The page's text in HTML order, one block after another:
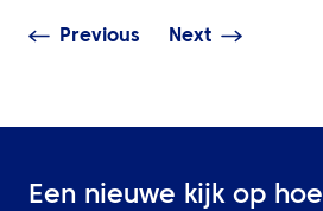
Previous Next
Een nieuwe kijk op hoe